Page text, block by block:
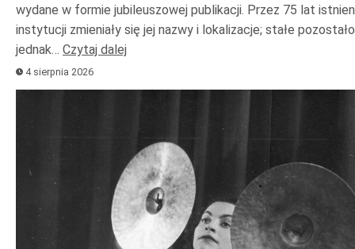
wydane w formie jubileuszowej publikacji. Przez 75 lat
instytucji zmieniały się jej nazwy i lokalizacje; stałe pozostało
jednak… Czytaj dalej
4 sierpnia 2026